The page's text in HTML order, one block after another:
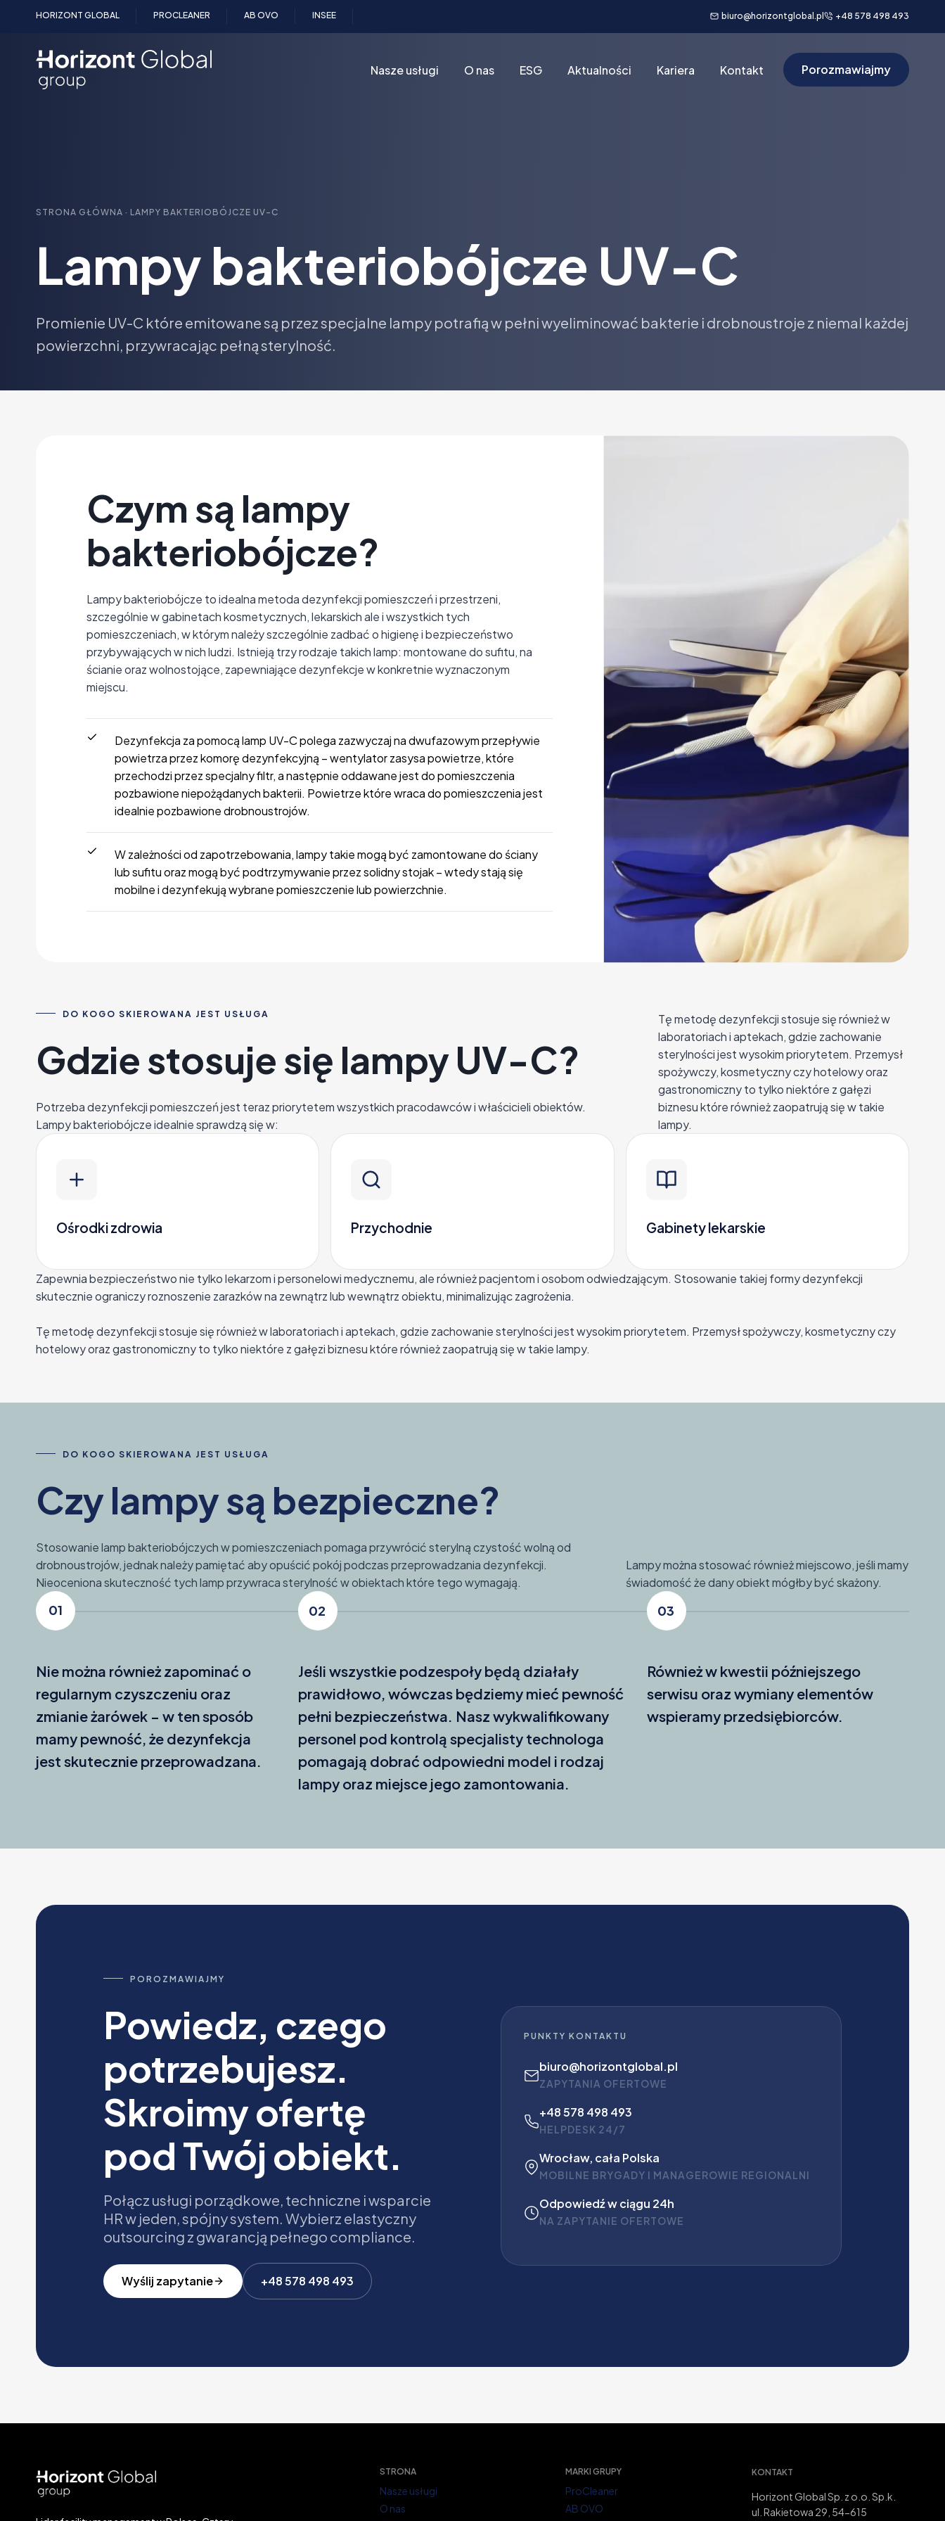
HORIZONT GLOBAL PROCLEANER AB OVO INSEE biuro@horizontglobal.pl +48 578 498 493
Nasze usługi O nas ESG Aktualności Kariera Kontakt Porozmawiajmy
STRONA GŁÓWNA · LAMPY BAKTERIOBÓJCZE UV-C
Lampy bakteriobójcze UV-C
Promienie UV-C które emitowane są przez specjalne lampy potrafią w pełni wyeliminować bakterie i drobnoustroje z niemal każdej
powierzchni, przywracając pełną sterylność.
Czym są lampy
bakteriobójcze?
Lampy bakteriobójcze to idealna metoda dezynfekcji pomieszczeń i przestrzeni,
szczególnie w gabinetach kosmetycznych, lekarskich ale i wszystkich tych
pomieszczeniach, w którym należy szczególnie zadbać o higienę i bezpieczeństwo
przybywających w nich ludzi. Istnieją trzy rodzaje takich lamp: montowane do sufitu, na
ścianie oraz wolnostojące, zapewniające dezynfekcje w konkretnie wyznaczonym
miejscu.
Dezynfekcja za pomocą lamp UV-C polega zazwyczaj na dwufazowym przepływie
powietrza przez komorę dezynfekcyjną – wentylator zasysa powietrze, które
przechodzi przez specjalny filtr, a następnie oddawane jest do pomieszczenia
pozbawione niepożądanych bakterii. Powietrze które wraca do pomieszczenia jest
idealnie pozbawione drobnoustrojów.
W zależności od zapotrzebowania, lampy takie mogą być zamontowane do ściany
lub sufitu oraz mogą być podtrzymywanie przez solidny stojak – wtedy stają się
mobilne i dezynfekują wybrane pomieszczenie lub powierzchnie.
DO KOGO SKIEROWANA JEST USŁUGA
Gdzie stosuje się lampy UV-C?
Potrzeba dezynfekcji pomieszczeń jest teraz priorytetem wszystkich pracodawców i właścicieli obiektów.
Lampy bakteriobójcze idealnie sprawdzą się w:
Tę metodę dezynfekcji stosuje się również w
laboratoriach i aptekach, gdzie zachowanie
sterylności jest wysokim priorytetem. Przemysł
spożywczy, kosmetyczny czy hotelowy oraz
gastronomiczny to tylko niektóre z gałęzi
biznesu które również zaopatrują się w takie
lampy.
Ośrodki zdrowia Przychodnie Gabinety lekarskie
Zapewnia bezpieczeństwo nie tylko lekarzom i personelowi medycznemu, ale również pacjentom i osobom odwiedzającym. Stosowanie takiej formy dezynfekcji
skutecznie ograniczy roznoszenie zarazków na zewnątrz lub wewnątrz obiektu, minimalizując zagrożenia.
Tę metodę dezynfekcji stosuje się również w laboratoriach i aptekach, gdzie zachowanie sterylności jest wysokim priorytetem. Przemysł spożywczy, kosmetyczny czy
hotelowy oraz gastronomiczny to tylko niektóre z gałęzi biznesu które również zaopatrują się w takie lampy.
DO KOGO SKIEROWANA JEST USŁUGA
Czy lampy są bezpieczne?
Stosowanie lamp bakteriobójczych w pomieszczeniach pomaga przywrócić sterylną czystość wolną od
drobnoustrojów, jednak należy pamiętać aby opuścić pokój podczas przeprowadzania dezynfekcji.
Nieoceniona skuteczność tych lamp przywraca sterylność w obiektach które tego wymagają.
Lampy można stosować również miejscowo, jeśli mamy
świadomość że dany obiekt mógłby być skażony.
01
Nie można również zapominać o
regularnym czyszczeniu oraz
zmianie żarówek – w ten sposób
mamy pewność, że dezynfekcja
jest skutecznie przeprowadzana.
02
Jeśli wszystkie podzespoły będą działały
prawidłowo, wówczas będziemy mieć pewność
pełni bezpieczeństwa. Nasz wykwalifikowany
personel pod kontrolą specjalisty technologa
pomagają dobrać odpowiedni model i rodzaj
lampy oraz miejsce jego zamontowania.
03
Również w kwestii późniejszego
serwisu oraz wymiany elementów
wspieramy przedsiębiorców.
POROZMAWIAJMY
Powiedz, czego
potrzebujesz.
Skroimy ofertę
pod Twój obiekt.
Połącz usługi porządkowe, techniczne i wsparcie
HR w jeden, spójny system. Wybierz elastyczny
outsourcing z gwarancją pełnego compliance.
Wyślij zapytanie +48 578 498 493
PUNKTY KONTAKTU
biuro@horizontglobal.pl
ZAPYTANIA OFERTOWE
+48 578 498 493
HELPDESK 24/7
Wrocław, cała Polska
MOBILNE BRYGADY I MANAGEROWIE REGIONALNI
Odpowiedź w ciągu 24h
NA ZAPYTANIE OFERTOWE
STRONA
Nasze usługi
O nas
MARKI GRUPY
ProCleaner
AB OVO
KONTAKT
Horizont Global Sp. z o.o. Sp.k.
ul. Rakietowa 29, 54-615